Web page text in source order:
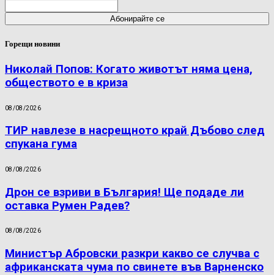
Горещи новини
Николай Попов: Когато животът няма цена,
обществото е в криза
08/08/2026
ТИР навлезе в насрещното край Дъбово след
спукана гума
08/08/2026
Дрон се взриви в България! Ще подаде ли
оставка Румен Радев?
08/08/2026
Министър Абровски разкри какво се случва с
африканската чума по свинете във Варненско